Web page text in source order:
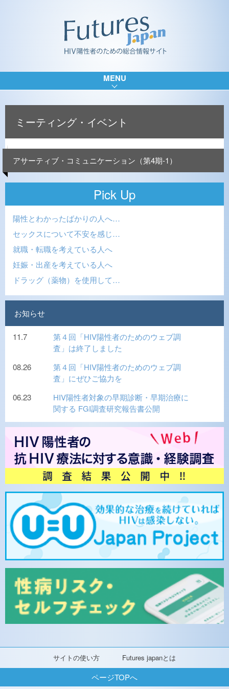
サイトの使い方 Futures japanとは
MENU
ミーティング・イベント
アサーティブ・コミュニケーション（第4期-1）
Pick Up
陽性とわかったばかりの人へ…
セックスについて不安を感じ…
就職・転職を考えている人へ
妊娠・出産を考えている人へ
ドラッグ（薬物）を使用して…
お知らせ
11.7
第４回「HIV陽性者のためのウェブ調
査」は終了しました
08.26
第４回「HIV陽性者のためのウェブ調
査」にぜひご協力を
06.23
HIV陽性者対象の早期診断・早期治療に
関する FGI調査研究報告書公開
ページTOPへ